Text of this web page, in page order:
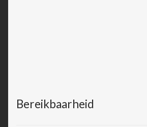
Bereikbaarheid